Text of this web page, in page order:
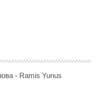
- Ramis Yunus